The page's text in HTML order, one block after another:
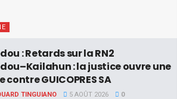
: Retards sur la RN2
: la justice ouvre une
GUICOPRES SA
TINGUIANO 5 AOÛT 2026 0